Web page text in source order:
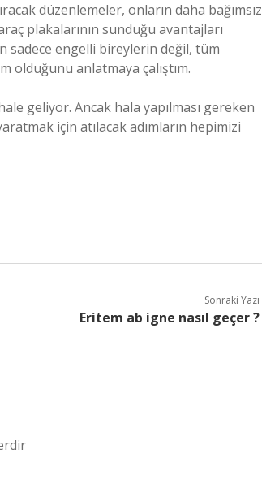
düzenlemeler, onların daha bağımsız
plakalarının sunduğu avantajları
sadece engelli bireylerin değil, tüm
olduğunu anlatmaya çalıştım.
geliyor. Ancak hala yapılması gereken
için atılacak adımların hepimizi
Sonraki Yazı
Eritem ab igne nasıl geçer ?